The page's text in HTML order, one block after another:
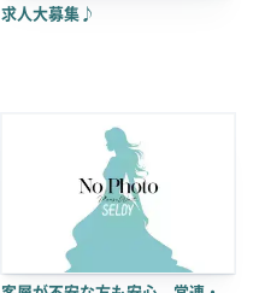
求人大募集♪